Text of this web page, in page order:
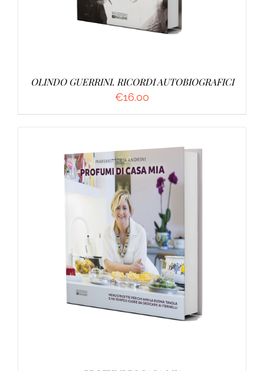
OLINDO GUERRINI. RICORDI AUTOBIOGRAFICI
€16.00
AGGIUNGI AL CARRELLO / DETTAGLI